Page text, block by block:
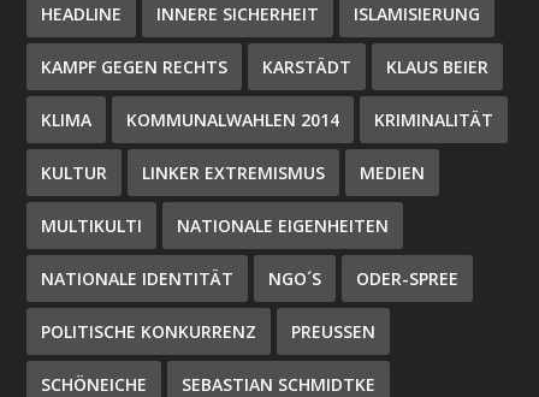
HEADLINE INNERE SICHERHEIT ISLAMISIERUNG
KAMPF GEGEN RECHTS KARSTÄDT KLAUS BEIER
KLIMA KOMMUNALWAHLEN 2014 KRIMINALITÄT
KULTUR LINKER EXTREMISMUS MEDIEN
MULTIKULTI NATIONALE EIGENHEITEN
NATIONALE IDENTITÄT NGO´S ODER-SPREE
POLITISCHE KONKURRENZ PREUSSEN
SCHÖNEICHE SEBASTIAN SCHMIDTKE